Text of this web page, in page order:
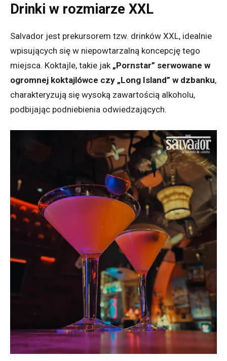
Drinki w rozmiarze XXL
Salvador jest prekursorem tzw. drinków XXL, idealnie
wpisujących się w niepowtarzalną koncepcję tego
miejsca. Koktajle, takie jak „Pornstar” serwowane w
ogromnej koktajlówce czy „Long Island” w dzbanku,
charakteryzują się wysoką zawartością alkoholu,
podbijając podniebienia odwiedzających.